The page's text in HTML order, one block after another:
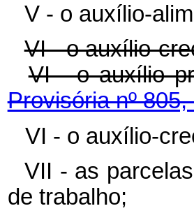
V - o auxílio-
VI - o auxílio-
VI - o
Provisória nº
VI - o auxílio-
VII - as
de trabalho;